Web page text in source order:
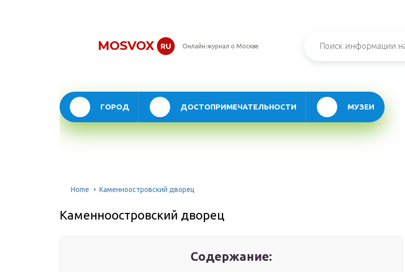
MOSVOX RU Онлайн-журнал о Москве
ГОРОД ДОСТОПРИМЕЧАТЕЛЬНОСТИ МУЗЕИ
Home Каменноостровский дворец
Каменноостровский дворец
Содержание: